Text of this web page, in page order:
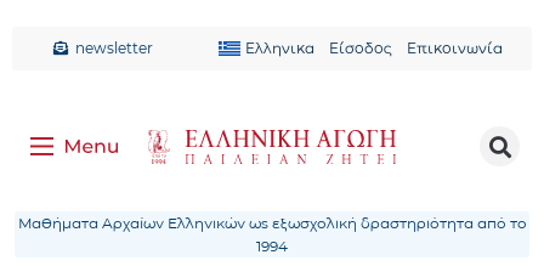
newsletter Ελληνικα Είσοδος Επικοινωνία
Μαθήματα Αρχαίων Ελληνικών ως εξωσχολική δραστηριότητα από το
1994